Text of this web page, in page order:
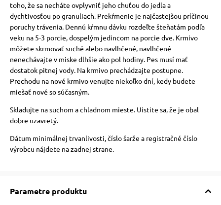
toho, že sa necháte ovplyvniť jeho chuťou do jedla a
dychtivosťou po granuliach. Prekŕmenie je najčastejšou príčinou
poruchy trávenia. Dennú kŕmnu dávku rozdeľte šteňatám podľa
veku na 5-3 porcie, dospelým jedincom na porcie dve. Krmivo
môžete skrmovať suché alebo navlhčené, navlhčené
nenechávajte v miske dlhšie ako pol hodiny. Pes musí mať
dostatok pitnej vody. Na krmivo prechádzajte postupne.
Prechodu na nové krmivo venujte niekoľko dní, kedy budete
miešať nové so súčasným.
Skladujte na suchom a chladnom mieste. Uistite sa, že je obal
dobre uzavretý.
Dátum minimálnej trvanlivosti, číslo šarže a registračné číslo
výrobcu nájdete na zadnej strane.
Parametre produktu